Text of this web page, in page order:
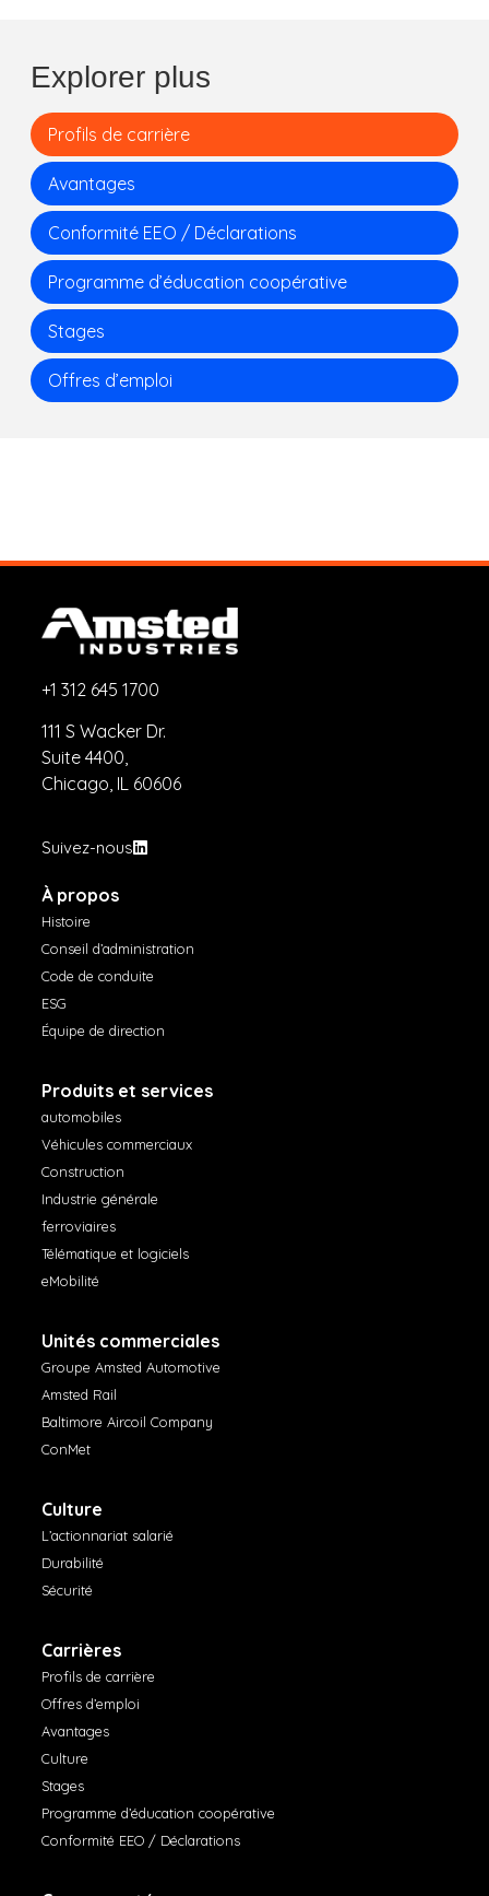
Explorer plus
Profils de carrière
Avantages
Conformité EEO / Déclarations
Programme d’éducation coopérative
Stages
Offres d’emploi
+1 312 645 1700
111 S Wacker Dr.
Suite 4400,
Chicago, IL 60606
Suivez-nous
À propos
Histoire
Conseil d’administration
Code de conduite
ESG
Équipe de direction
Produits et services
automobiles
Véhicules commerciaux
Construction
Industrie générale
ferroviaires
Télématique et logiciels
eMobilité
Unités commerciales
Groupe Amsted Automotive
Amsted Rail
Baltimore Aircoil Company
ConMet
Culture
L’actionnariat salarié
Durabilité
Sécurité
Carrières
Profils de carrière
Offres d’emploi
Avantages
Culture
Stages
Programme d’éducation coopérative
Conformité EEO / Déclarations